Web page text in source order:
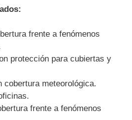
frente a fenómenos
protección para cubiertas y
cobertura meteorológica.
frente a fenómenos